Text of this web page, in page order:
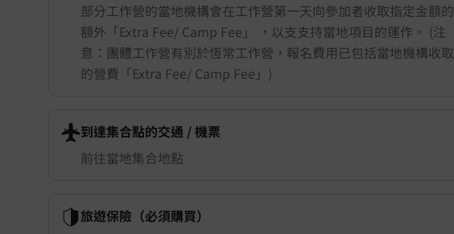
部分工作營的當地機構會在工作營第一天向參加者收取指定金額的
額外「Extra Fee/ Camp Fee」 ，以支支持當地項目的運作。 (注
意：團體工作營有別於恆常工作營，報名費用已包括當地機構收取
的營費「Extra Fee/ Camp Fee」)
到達集合點的交通 ​/ 機票
前往當地集合地點
旅遊保險（必須購買）